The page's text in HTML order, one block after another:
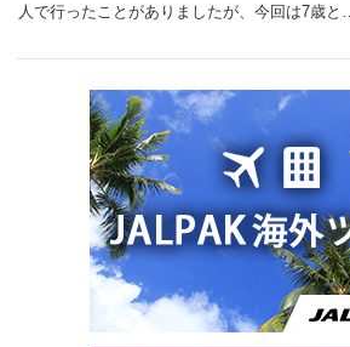
人で行ったことがありましたが、今回は7歳と…